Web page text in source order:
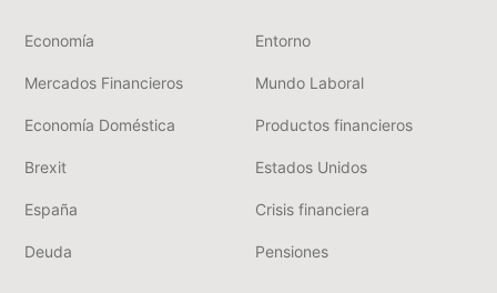
Economía Entorno
Mercados Financieros Mundo Laboral
Economía Doméstica Productos financieros
Brexit Estados Unidos
España Crisis financiera
Deuda Pensiones